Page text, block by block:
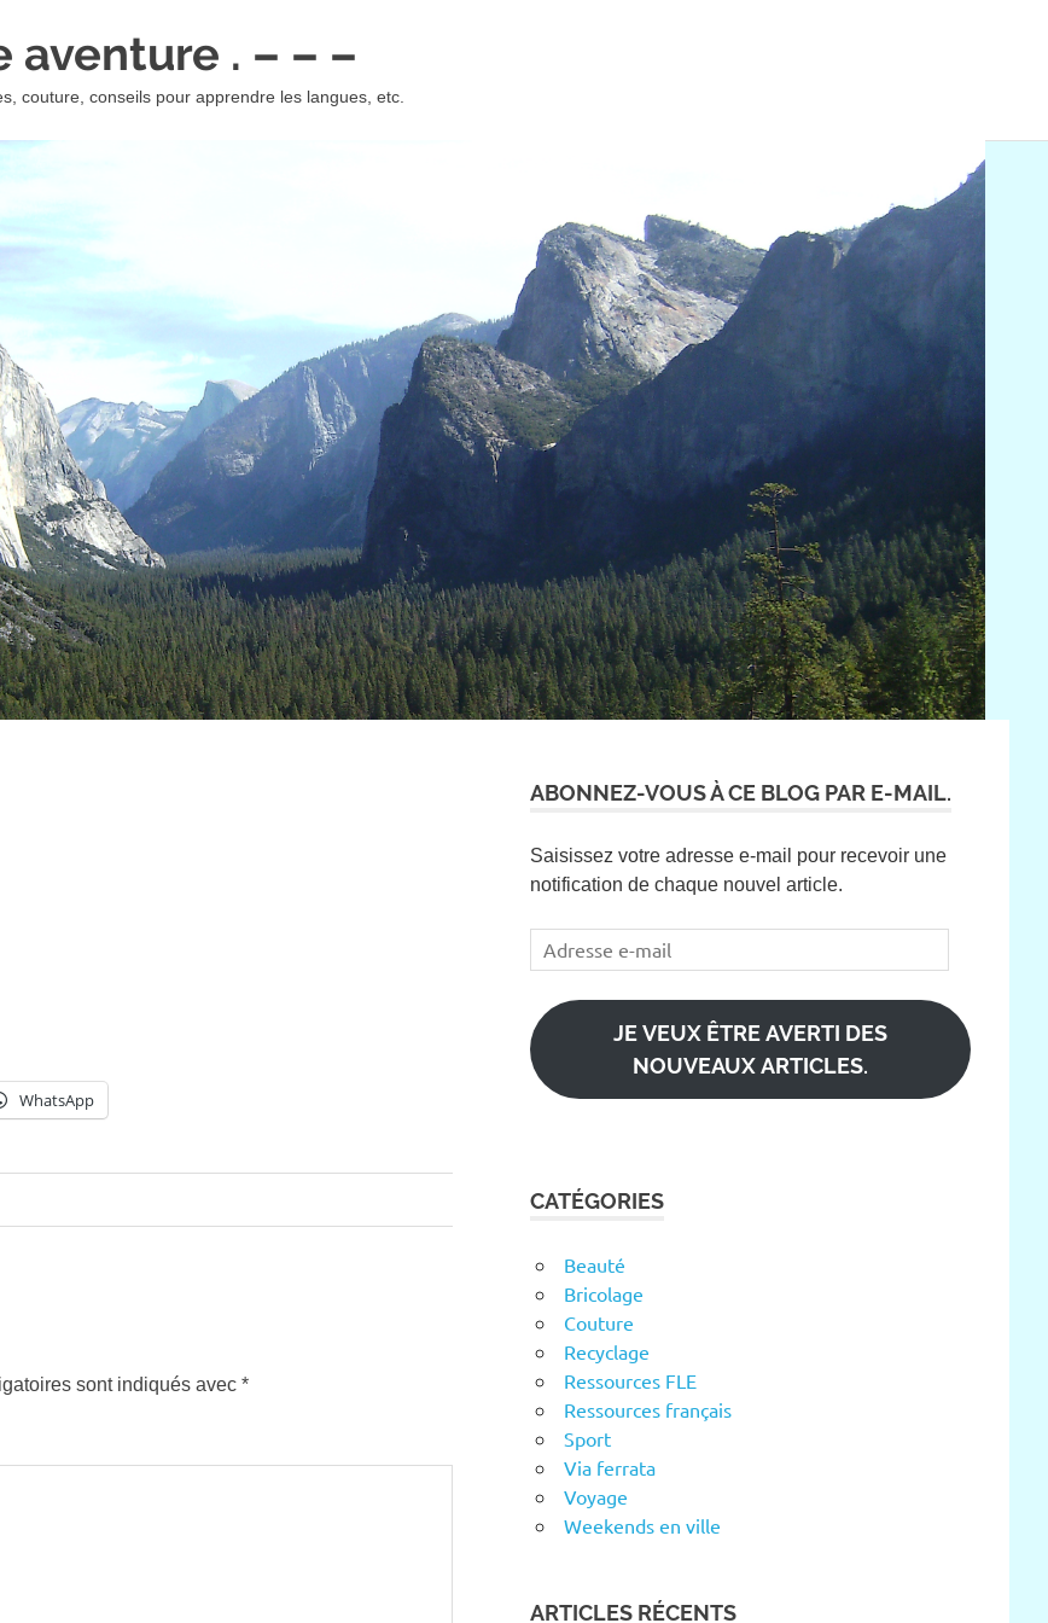
aventure . – – –
couture, conseils pour apprendre les langues, etc.
WhatsApp
sont indiqués avec *
ABONNEZ-VOUS À CE BLOG PAR E-MAIL.
Saisissez votre adresse e-mail pour recevoir une
notification de chaque nouvel article.
Adresse
e-
mail
JE VEUX ÊTRE AVERTI DES
NOUVEAUX ARTICLES.
CATÉGORIES
Beauté
Bricolage
Couture
Recyclage
Ressources FLE
Ressources français
Sport
Via ferrata
Voyage
Weekends en ville
ARTICLES RÉCENTS